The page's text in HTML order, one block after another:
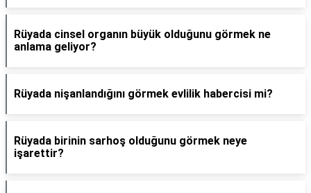
Rüyada cinsel organın büyük olduğunu görmek ne
anlama geliyor?
Rüyada nişanlandığını görmek evlilik habercisi mi?
Rüyada birinin sarhoş olduğunu görmek neye
işarettir?